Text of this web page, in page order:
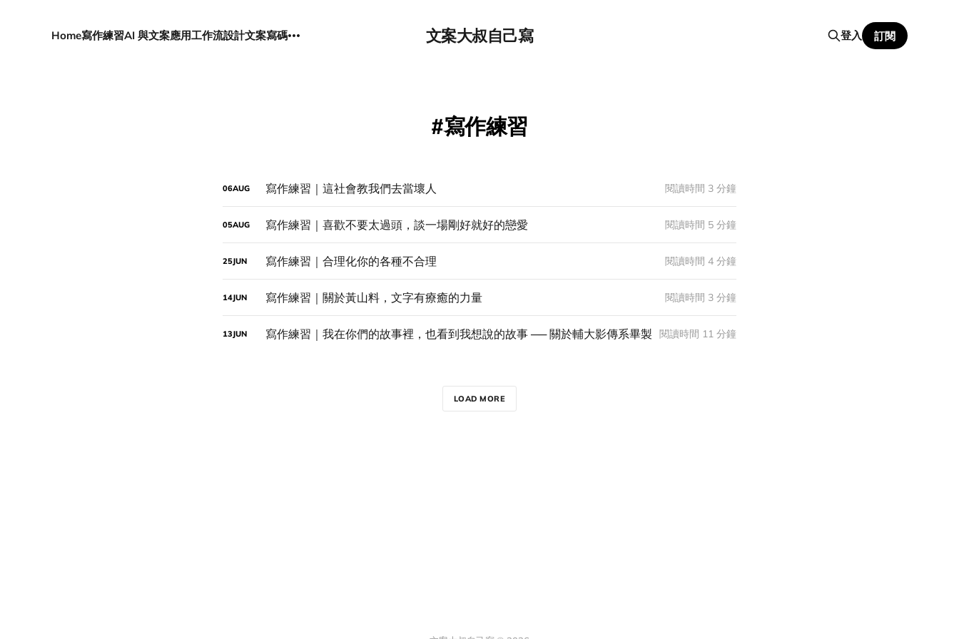
文案大叔自己寫
Home寫作練習AI 與文案應用工作流設計文案寫碼 登入 訂閱
寫作練習
06AUG 寫作練習｜這社會教我們去當壞人 閱讀時間 3 分鐘
05AUG 寫作練習｜喜歡不要太過頭，談一場剛好就好的戀愛 閱讀時間 5 分鐘
25JUN 寫作練習｜合理化你的各種不合理 閱讀時間 4 分鐘
14JUN 寫作練習｜關於黃山料，文字有療癒的力量 閱讀時間 3 分鐘
13JUN 寫作練習｜我在你們的故事裡，也看到我想說的故事 ── 關於輔大影傳系畢製 閱讀時間 11 分鐘
LOAD MORE